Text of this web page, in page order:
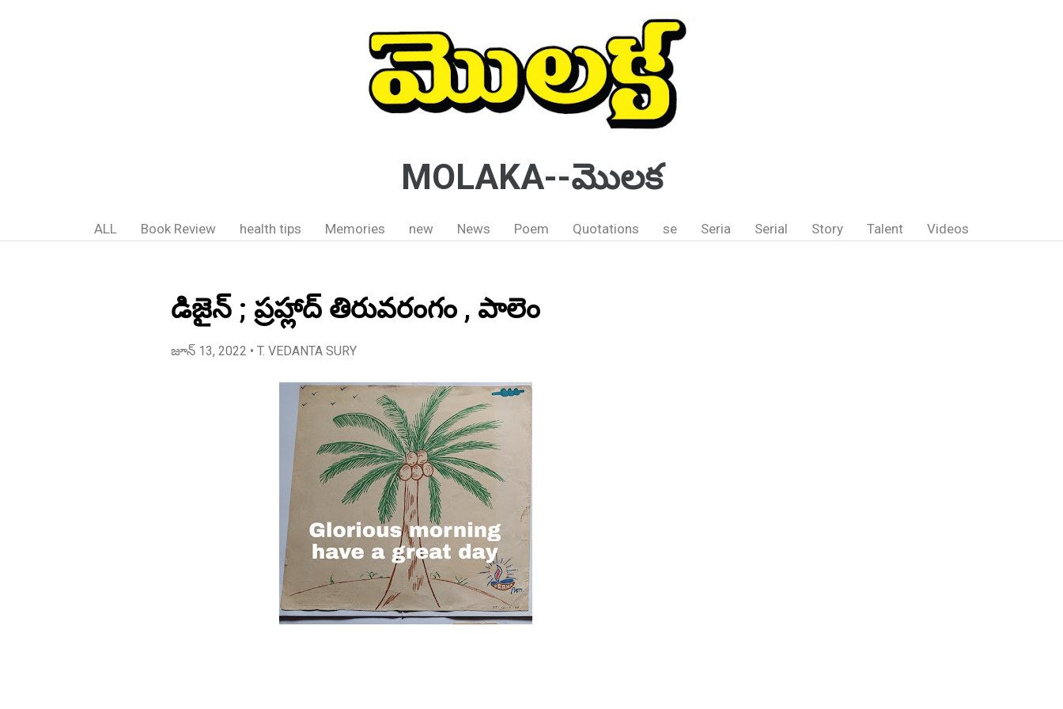
MOLAKA--మొలక
ALL Book Review health tips Memories new News Poem Quotations se Seria Serial Story Talent Videos
డిజైన్ ; ప్రహ్లాద్ తిరువరంగం , పాలెం
జూన్ 13, 2022 • T. VEDANTA SURY